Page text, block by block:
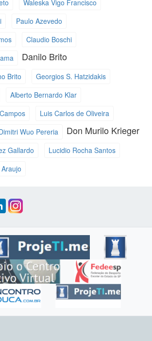
Waleska Vigo Francisco
Paulo Azevedo
Claudio Boschi
Danilo Brito
Brito
Georgios S. Hatzidakis
Alberto Bernardo Klar
Luis Carlos de Oliveira
Wuo Pereria Don Murilo Krieger
Gallardo
Lucidio Rocha Santos